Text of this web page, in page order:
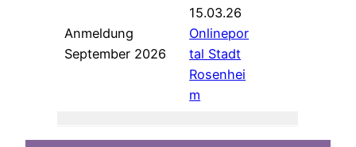
Anmeldung
September 2026
15.03.26
Onlinepor
tal Stadt
Rosenhei
m